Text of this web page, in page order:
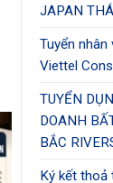
JAPAN
Tuyển
Viettel
TUYỂN
DOANH
BẮC
Ký kết thoả